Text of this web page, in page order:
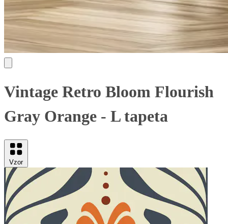
Vintage Retro Bloom Flourish
Gray Orange - L tapeta
Vzor